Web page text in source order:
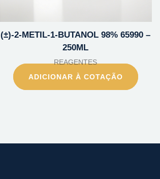
(±)-2-METIL-1-BUTANOL 98% 65990 –
250ML
REAGENTES
ADICIONAR À COTAÇÃO